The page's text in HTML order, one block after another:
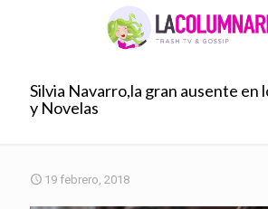
Silvia Navarro,la gran ausente en
y Novelas
19 febrero, 2018